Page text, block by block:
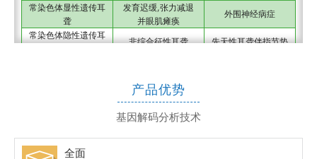
常染色体显性遗传耳
聋
发育迟缓,张力减退
并眼肌瘫痪
外围神经病症
常染色体隐性遗传耳
非综合征性耳聋 先天性耳聋伴指节垫
眼咽部肌肉萎缩症
尤寒氏综合征
Bjornstad综合征
产品优势
基因解码分析技术
全面